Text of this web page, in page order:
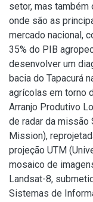
setor, mas
onde são as
mercado nacional,
35% do PIB
desenvolver um
bacia do Tapacurá
agrícolas em torno
Arranjo Produtivo
de radar da missão
Mission),
projeção UTM
mosaico de
Landsat-8,
Sistemas de